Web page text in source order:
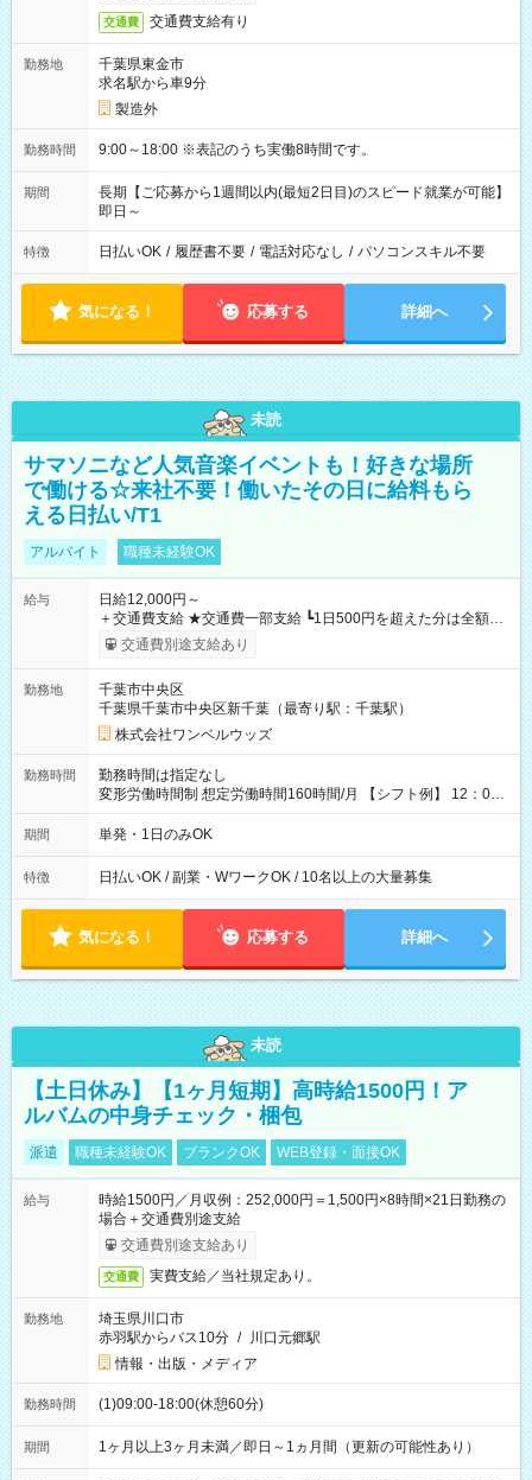
交通費 交通費支給有り
勤務地
千葉県東金市
求名駅から車9分
製造外
勤務時間 9:00～18:00 ※表記のうち実働8時間です。
期間
長期【ご応募から1週間以内(最短2日目)のスピード就業が可能】
即日～
特徴 日払いOK / 履歴書不要 / 電話対応なし / パソコンスキル不要
気になる！ 応募する 詳細へ
未読
サマソニなど人気音楽イベントも！好きな場所
で働ける☆来社不要！働いたその日に給料もら
える日払い/T1
アルバイト 職種未経験OK
給与
日給12,000円～
＋交通費支給 ★交通費一部支給 ┗1日500円を超えた分は全額支
給！ ※往復500円以内の方は自己負担となります ★日払いOK！
（規定あり） ┗働いたその日に現金GET♪ お仕事後はコンビニ
なし
交通費別途支給あり
勤務地
千葉市中央区
千葉県千葉市中央区新千葉（最寄り駅：千葉駅）
株式会社ワンベルウッズ
勤務時間
勤務時間は指定なし
変形労働時間制 想定労働時間160時間/月 【シフト例】 12：00
～22：00
期間 単発・1日のみOK
特徴 日払いOK / 副業・WワークOK / 10名以上の大量募集
気になる！ 応募する 詳細へ
未読
【土日休み】【1ヶ月短期】高時給1500円！ア
ルバムの中身チェック・梱包
派遣 職種未経験OK ブランクOK WEB登録・面接OK
給与
時給1500円／月収例：252,000円＝1,500円×8時間×21日勤務の
場合＋交通費別途支給
交通費別途支給あり
交通費 実費支給／当社規定あり。
勤務地
埼玉県川口市
赤羽駅からバス10分 / 川口元郷駅
情報・出版・メディア
勤務時間 (1)09:00-18:00(休憩60分)
期間 1ヶ月以上3ヶ月未満／即日～1ヵ月間（更新の可能性あり）